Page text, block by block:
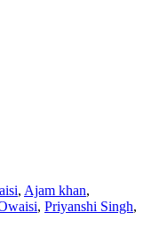
, Ajam khan,
, Priyanshi Singh,